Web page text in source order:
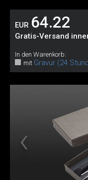
EUR 64.22
Gratis-Versand
In den Warenkorb:
mit Gravur (24